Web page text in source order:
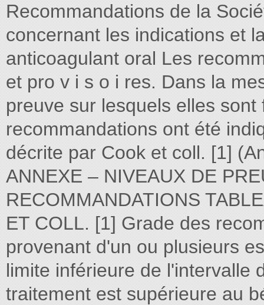
Recommandations de la
concernant les indications et
anticoagulant oral Les
et pro v i s o i res. Dans la
preuve sur lesquels elles
recommandations ont été
décrite par Cook et coll. [1]
ANNEXE – NIVEAUX DE
RECOMMANDATIONS
ET COLL. [1] Grade des
provenant d'un ou plusieurs
limite inférieure de l'intervalle
traitement est supérieure au